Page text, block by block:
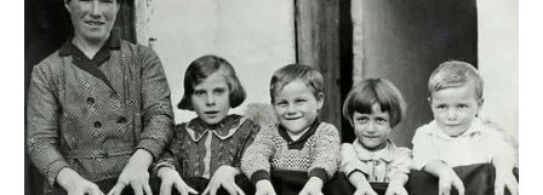
Hotels in der Nähe dieser Sehenswürdigkeit in
Pirna:
Hotels in Pirna
Hotels in Pirna auf Hotel.de suchen und
online buchen.